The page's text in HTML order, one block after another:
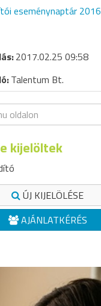
eseménynaptár 2016
2017.02.25 09:58
Talentum Bt.
kijelöltek
ÚJ KIJELÖLÉSE
AJÁNLATKÉRÉS